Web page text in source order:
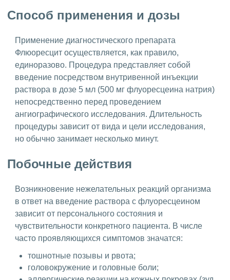
Способ применения и дозы
Применение диагностического препарата
Флюоресцит осуществляется, как правило,
единоразово. Процедура представляет собой
введение посредством внутривенной инъекции
раствора в дозе 5 мл (500 мг флуоресцеина натрия)
непосредственно перед проведением
ангиографического исследования. Длительность
процедуры зависит от вида и цели исследования,
но обычно занимает несколько минут.
Побочные действия
Возникновение нежелательных реакций организма
в ответ на введение раствора с флуоресцеином
зависит от персонального состояния и
чувствительности конкретного пациента. В числе
часто проявляющихся симптомов значатся:
тошнотные позывы и рвота;
головокружение и головные боли;